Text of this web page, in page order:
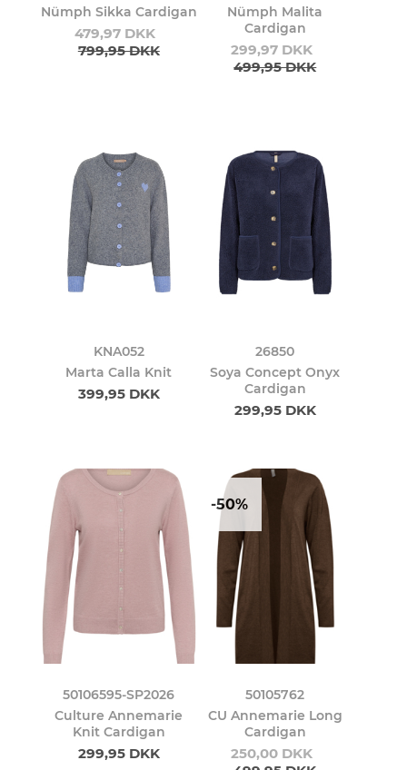
Nümph Sikka Cardigan
479,97 DKK
799,95 DKK
Nümph Malita
Cardigan
299,97 DKK
499,95 DKK
KNA052
Marta Calla Knit
399,95 DKK
26850
Soya Concept Onyx
Cardigan
299,95 DKK
50106595-SP2026
Culture Annemarie
Knit Cardigan
299,95 DKK
-50%
50105762
CU Annemarie Long
Cardigan
250,00 DKK